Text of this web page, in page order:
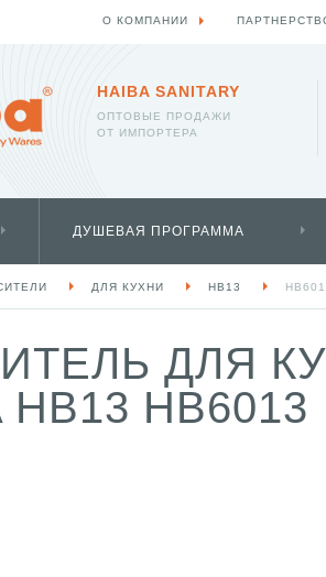
HAIBA SANITARY
ОПТОВЫЕ ПРОДАЖИ
ОТ ИМПОРТЕРА
ДУШЕВАЯ ПРОГРАММА
ДЛЯ КУХНИ HB13
ДЛЯ
HB13 HB6013
О КОМПАНИИ